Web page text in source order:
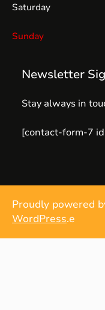
Saturday
Sunday
Newsletter
Stay always in
[contact-form-7
Proudly powered
WordPress.e